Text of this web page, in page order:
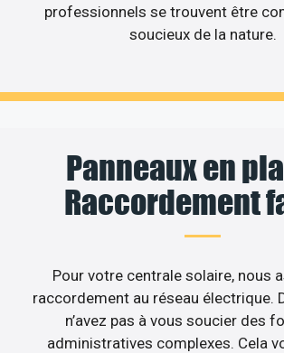
professionnels se trouvent être
soucieux de la nature.
Panneaux en
Raccordement
Pour votre centrale solaire, nous
raccordement au réseau électrique.
n’avez pas à vous soucier des
administratives complexes. Cela